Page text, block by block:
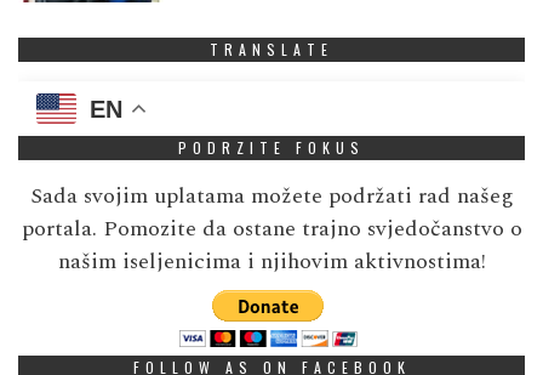
TRANSLATE
EN
PODRZITE FOKUS
Sada svojim uplatama možete podržati rad našeg
portala. Pomozite da ostane trajno svjedočanstvo o
našim iseljenicima i njihovim aktivnostima!
FOLLOW AS ON FACEBOOK